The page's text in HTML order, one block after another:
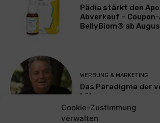
Cookie-Zustimmung
verwalten
Pädia stärkt den
Abverkauf –
BellyBiom® ab
WERBUNG & MARKETING
Das Paradigma der
Lähmung